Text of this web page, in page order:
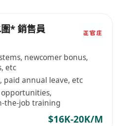
、精英出遊獎勵。 6. 地
區，接觸優質豪宅客群，
本要求 ✅年
歷（內地职高、高中學歷
唔緊要，入職後參加公司
營業員/代理牌照優先錄取
目標感，肯吃苦，願意面
，識基本普通話，能使用
* 銷售員
newcomer bonus,
etc
paid annual leave, etc
the-job training
$16K-20K/M